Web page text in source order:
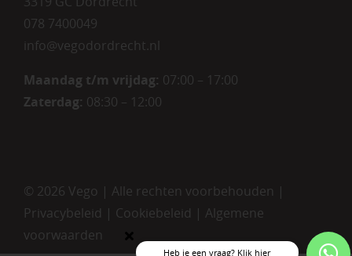
078 7400049
info@vegodordrecht.nl
Maandag t/m vrijdag: 07:00 – 17:00
Zaterdag: 08:30 – 12:00
© 2026 Vego | Alle rechten voorbehouden |
Privacybeleid | Cookiebeleid | Algemene
voorwaarden
Heb je een vraag? Klik hier